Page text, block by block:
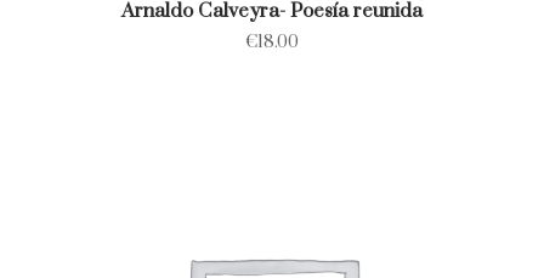
Arnaldo Calveyra- Poesía reunida
€18.00